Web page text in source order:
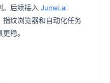
。后续接入 Jumei.ai
指纹浏览器和自动化任务
稳。